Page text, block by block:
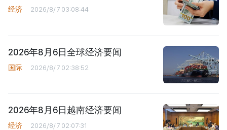
经济 2026/8/7 03:08:44
2026年8月6日全球经济要闻
国际 2026/8/7 02:38:52
2026年8月6日越南经济要闻
经济 2026/8/7 02:07:31